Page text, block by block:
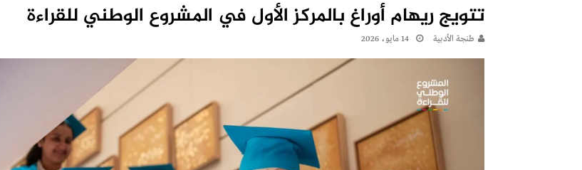
تتويج ريهام أوراغ بالمركز الأول في المشروع الوطني للقراءة
طنجة الأدبية 14 مايو، 2026